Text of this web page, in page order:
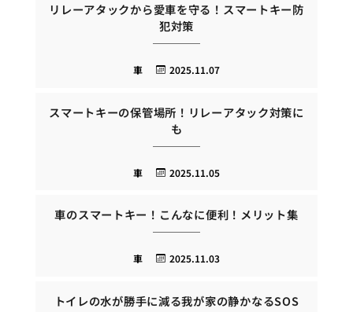
リレーアタックから愛車を守る！スマートキー防
犯対策
2025.11.07
車
スマートキーの保管場所！リレーアタック対策に
も
2025.11.05
車
車のスマートキー！こんなに便利！メリット集
2025.11.03
車
トイレの水が勝手に減る我が家の静かなるSOS